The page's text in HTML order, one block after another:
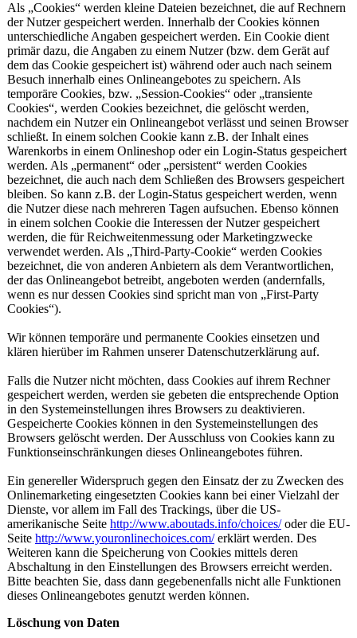
Als „Cookies“ werden kleine Dateien bezeichnet, die auf Rechnern
der Nutzer gespeichert werden. Innerhalb der Cookies können
unterschiedliche Angaben gespeichert werden. Ein Cookie dient
primär dazu, die Angaben zu einem Nutzer (bzw. dem Gerät auf
dem das Cookie gespeichert ist) während oder auch nach seinem
Besuch innerhalb eines Onlineangebotes zu speichern. Als
temporäre Cookies, bzw. „Session-Cookies“ oder „transiente
Cookies“, werden Cookies bezeichnet, die gelöscht werden,
nachdem ein Nutzer ein Onlineangebot verlässt und seinen Browser
schließt. In einem solchen Cookie kann z.B. der Inhalt eines
Warenkorbs in einem Onlineshop oder ein Login-Status gespeichert
werden. Als „permanent“ oder „persistent“ werden Cookies
bezeichnet, die auch nach dem Schließen des Browsers gespeichert
bleiben. So kann z.B. der Login-Status gespeichert werden, wenn
die Nutzer diese nach mehreren Tagen aufsuchen. Ebenso können
in einem solchen Cookie die Interessen der Nutzer gespeichert
werden, die für Reichweitenmessung oder Marketingzwecke
verwendet werden. Als „Third-Party-Cookie“ werden Cookies
bezeichnet, die von anderen Anbietern als dem Verantwortlichen,
der das Onlineangebot betreibt, angeboten werden (andernfalls,
wenn es nur dessen Cookies sind spricht man von „First-Party
Cookies“).
Wir können temporäre und permanente Cookies einsetzen und
klären hierüber im Rahmen unserer Datenschutzerklärung auf.
Falls die Nutzer nicht möchten, dass Cookies auf ihrem Rechner
gespeichert werden, werden sie gebeten die entsprechende Option
in den Systemeinstellungen ihres Browsers zu deaktivieren.
Gespeicherte Cookies können in den Systemeinstellungen des
Browsers gelöscht werden. Der Ausschluss von Cookies kann zu
Funktionseinschränkungen dieses Onlineangebotes führen.
Ein genereller Widerspruch gegen den Einsatz der zu Zwecken des
Onlinemarketing eingesetzten Cookies kann bei einer Vielzahl der
Dienste, vor allem im Fall des Trackings, über die US-
amerikanische Seite http://www.aboutads.info/choices/oder die EU-
Seite http://www.youronlinechoices.com/erklärt werden. Des
Weiteren kann die Speicherung von Cookies mittels deren
Abschaltung in den Einstellungen des Browsers erreicht werden.
Bitte beachten Sie, dass dann gegebenenfalls nicht alle Funktionen
dieses Onlineangebotes genutzt werden können.
Löschung von Daten